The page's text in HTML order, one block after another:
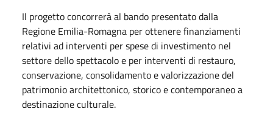
Il progetto concorrerà al bando presentato dalla
Regione Emilia-Romagna per ottenere finanziamenti
relativi ad interventi per spese di investimento nel
settore dello spettacolo e per interventi di restauro,
conservazione, consolidamento e valorizzazione del
patrimonio architettonico, storico e contemporaneo a
destinazione culturale.